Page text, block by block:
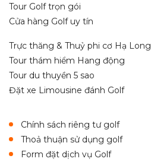
Tour Golf trọn gói
Cửa hàng Golf uy tín
Trực thăng & Thuỷ phi cơ Hạ Long
Tour thám hiểm Hang động
Tour du thuyền 5 sao
Đặt xe Limousine đánh Golf
Chính sách riêng tư golf
Thoả thuận sử dụng golf
Form đặt dịch vụ Golf